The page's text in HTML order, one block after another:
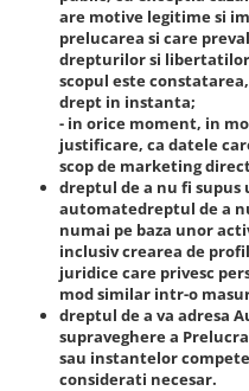
are motive legitime si
prelucarea si care
drepturilor si libertatilor
scopul este
drept in instanta;
- in orice moment, in
justificare, ca datele
scop de marketing
dreptul de a nu fi
automatedreptul de a
numai pe baza unor
inclusiv crearea de
juridice care privesc
mod similar intr-o
dreptul de a va adresa
supraveghere a
sau instantelor
considerati necesar.